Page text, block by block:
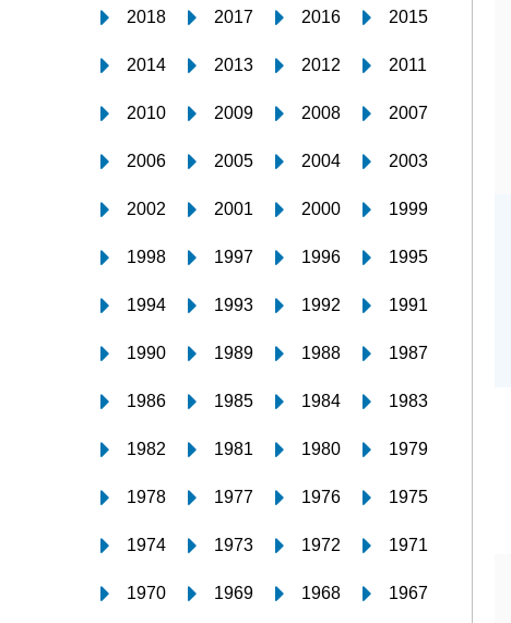
2018 2017 2016 2015
2014 2013 2012 2011
2010 2009 2008 2007
2006 2005 2004 2003
2002 2001 2000 1999
1998 1997 1996 1995
1994 1993 1992 1991
1990 1989 1988 1987
1986 1985 1984 1983
1982 1981 1980 1979
1978 1977 1976 1975
1974 1973 1972 1971
1970 1969 1968 1967